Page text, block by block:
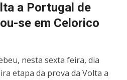
a Portugal de
se em Celorico
nesta sexta feira, dia
etapa da prova da Volta a